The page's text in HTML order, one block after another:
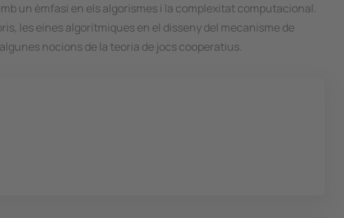
un èmfasi en els algorismes i la complexitat computacional.
les eines algorítmiques en el disseny del mecanisme de
nocions de la teoria de jocs cooperatius.